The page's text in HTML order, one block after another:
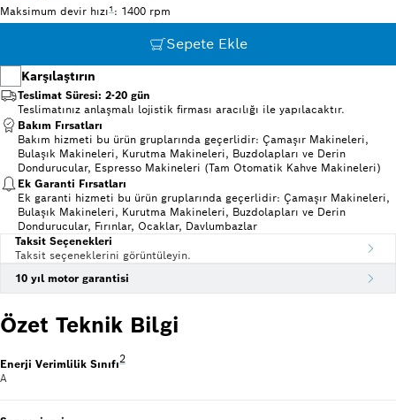
Maksimum devir hızıDipnot 1: Belirtilen değerler en uygun tam sayı değerleri esas olacak
1 : 1400 rpm
Sepete Ekle
Karşılaştırın
Teslimat Süresi: 2-20 gün
Teslimatınız anlaşmalı lojistik firması aracılığı ile yapılacaktır.
Bakım Fırsatları
Bakım hizmeti bu ürün gruplarında geçerlidir: Çamaşır Makineleri,
Bulaşık Makineleri, Kurutma Makineleri, Buzdolapları ve Derin
Dondurucular, Espresso Makineleri (Tam Otomatik Kahve Makineleri)
Ek Garanti Fırsatları
Ek garanti hizmeti bu ürün gruplarında geçerlidir: Çamaşır Makineleri,
Bulaşık Makineleri, Kurutma Makineleri, Buzdolapları ve Derin
Dondurucular, Fırınlar, Ocaklar, Davlumbazlar
Taksit Seçenekleri
Taksit seçeneklerini görüntüleyin.
10 yıl motor garantisi
Özet Teknik Bilgi
Enerji Verimlilik SınıfıDipnot 2: Enerji Verimlilik Sınıfı Ölçeği (A'dan G'ye)
2
A